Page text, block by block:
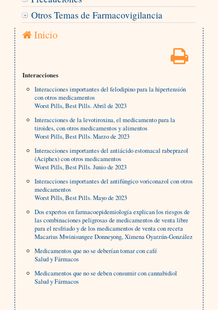
Otros Temas de Farmacovigilancia
Inicio
Interacciones
Interacciones importantes del felodipino para la hipertensión
con otros medicamentos
Worst Pills, Best Pills. Abril de 2023
Interacciones de la levotiroxina, el medicamento para la
tiroides, con otros medicamentos y alimentos
Worst Pills, Best Pills. Marzo de 2023
Interacciones importantes del antiácido estomacal rabeprazol
(Aciphex) con otros medicamentos
Worst Pills, Best Pills. Junio de 2023
Interacciones importantes del antifúngico voriconazol con otros
medicamentos
Worst Pills, Best Pills. Mayo de 2023
Dos expertos en farmacoepidemiología explican los riesgos de
las combinaciones peligrosas de medicamentos de venta libre
para el resfriado y de los medicamentos de venta con receta
Macarius Mwinisungee Donneyong, Ximena Oyarzún-González
Medicamentos que no se deberían tomar con café
Salud y Fármacos
Medicamentos que no se deben consumir con cannabidiol
Salud y Fármacos